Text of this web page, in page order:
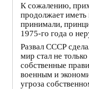
К сожалению,
продолжает иметь
принимали,
1975-го года о
Развал СССР
мир стал не
собственные
военным и
угроза